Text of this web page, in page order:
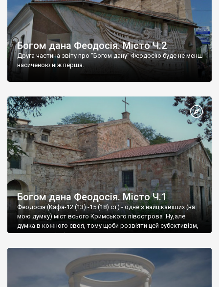
Богом дана Феодосія. Місто Ч.2
Друга частина звіту про "Богом дану" Феодосію буде не менш
насиченою ніж перша.
Богом дана Феодосія. Місто Ч.1
Феодосія (Кафа-12 (13) -15 (18) ст) - одне з найцікавіших (на
мою думку) міст всього Кримського півострова .Ну,але
думка в кожного своя, тому щоби розвіяти цей субєктивізм,
запрошую відвідати це